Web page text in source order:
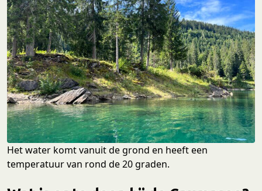
Het water komt vanuit de grond en heeft een
temperatuur van rond de 20 graden.